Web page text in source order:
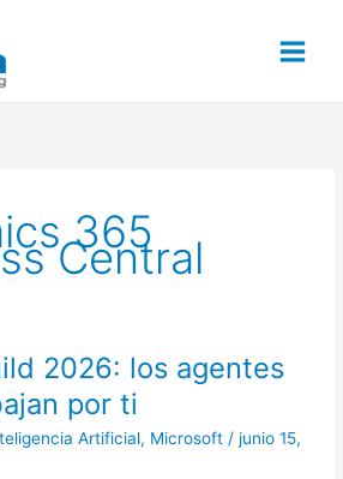
365
Central
2026: los agentes
por ti
Artificial, Microsoft /junio 15,